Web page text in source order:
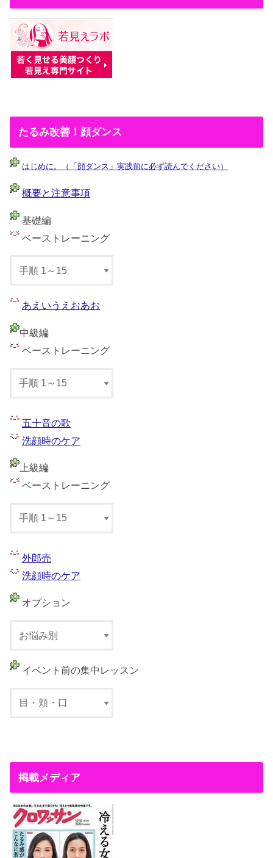
たるみ改善！顔ダンス
はじめに。（「顔ダンス」実践前に必ず読んでください）
概要と注意事項
基礎編
ベーストレーニング
あえいうえおあお
中級編
ベーストレーニング
五十音の歌
洗顔時のケア
上級編
ベーストレーニング
外郎売
洗顔時のケア
オプション
イベント前の集中レッスン
掲載メディア